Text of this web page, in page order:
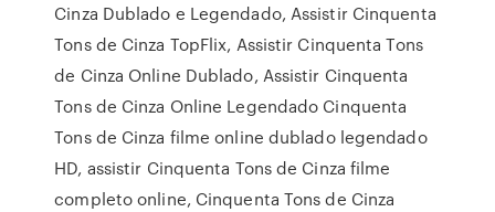
Cinza Dublado e Legendado, Assistir Cinquenta
Tons de Cinza TopFlix, Assistir Cinquenta Tons
de Cinza Online Dublado, Assistir Cinquenta
Tons de Cinza Online Legendado Cinquenta
Tons de Cinza filme online dublado legendado
HD, assistir Cinquenta Tons de Cinza filme
completo online, Cinquenta Tons de Cinza